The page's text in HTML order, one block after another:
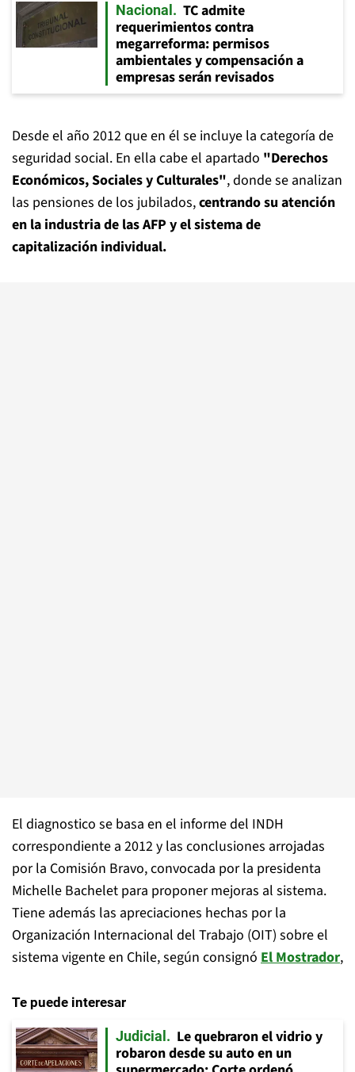
Nacional
TC admite
requerimientos contra
megarreforma: permisos
ambientales y compensación a
empresas serán revisados
Desde el año 2012 que en él se incluye la categoría de
seguridad social. En ella cabe el apartado "Derechos
Económicos, Sociales y Culturales", donde se analizan
las pensiones de los jubilados,centrando su atención
en la industria de las AFP y el sistema de
capitalización individual.
El diagnostico se basa en el informe del INDH
correspondiente a 2012 y las conclusiones arrojadas
por la Comisión Bravo, convocada por la presidenta
Michelle Bachelet para proponer mejoras al sistema.
Tiene además las apreciaciones hechas por la
Organización Internacional del Trabajo (OIT) sobre el
sistema vigente en Chile, según consignó El Mostrador,
Te puede interesar
Judicial
Le quebraron el vidrio y
robaron desde su auto en un